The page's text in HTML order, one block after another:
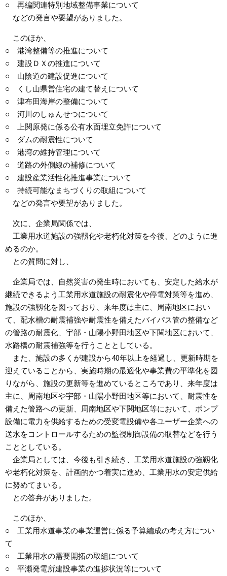
○ 再編関連特別地域整備事業について
などの発言や要望がありました。
このほか、
○ 港湾整備等の推進について
○ 建設ＤＸの推進について
○ 山陰道の建設促進について
○ くし山県営住宅の建て替えについて
○ 津布田海岸の整備について
○ 河川のしゅんせつについて
○ 上関原発に係る公有水面埋立免許について
○ ダムの耐震性について
○ 港湾の維持管理について
○ 道路の外側線の補修について
○ 建設産業活性化推進事業について
○ 持続可能なまちづくりの取組について
などの発言や要望がありました。
次に、企業局関係では、
工業用水道施設の強靱化や老朽化対策を今後、どのように進
めるのか。
との質問に対し、
企業局では、自然災害の発生時においても、安定した給水が
継続できるよう工業用水道施設の耐震化や停電対策等を進め、
施設の強靱化を図っており、来年度は主に、周南地区におい
て、配水槽の耐震補強や耐震性を備えたバイパス管の整備など
の管路の耐震化、宇部・山陽小野田地区や下関地区において、
水路橋の耐震補強等を行うこととしている。
また、施設の多くが建設から40年以上を経過し、更新時期を
迎えていることから、実施時期の最適化や事業費の平準化を図
りながら、施設の更新等を進めているところであり、来年度は
主に、周南地区や宇部・山陽小野田地区等において、耐震性を
備えた管路への更新、周南地区や下関地区等において、ポンプ
設備に電力を供給するための受変電設備や各ユーザー企業への
送水をコントロールするための監視制御設備の取替などを行う
こととしている。
企業局としては、今後も引き続き、工業用水道施設の強靱化
や老朽化対策を、計画的かつ着実に進め、工業用水の安定供給
に努めてまいる。
との答弁がありました。
このほか、
○ 工業用水道事業の事業運営に係る予算編成の考え方につい
て
○ 工業用水の需要開拓の取組について
○ 平瀬発電所建設事業の進捗状況等について